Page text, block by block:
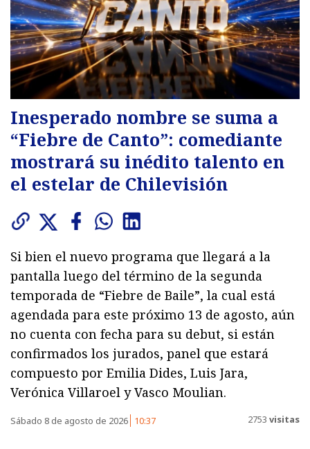
Inesperado nombre se suma a
“Fiebre de Canto”: comediante
mostrará su inédito talento en
el estelar de Chilevisión
Si bien el nuevo programa que llegará a la
pantalla luego del término de la segunda
temporada de “Fiebre de Baile”, la cual está
agendada para este próximo 13 de agosto, aún
no cuenta con fecha para su debut, si están
confirmados los jurados, panel que estará
compuesto por Emilia Dides, Luis Jara,
Verónica Villaroel y Vasco Moulian.
Sábado 8 de agosto de 2026 10:37 2753 visitas